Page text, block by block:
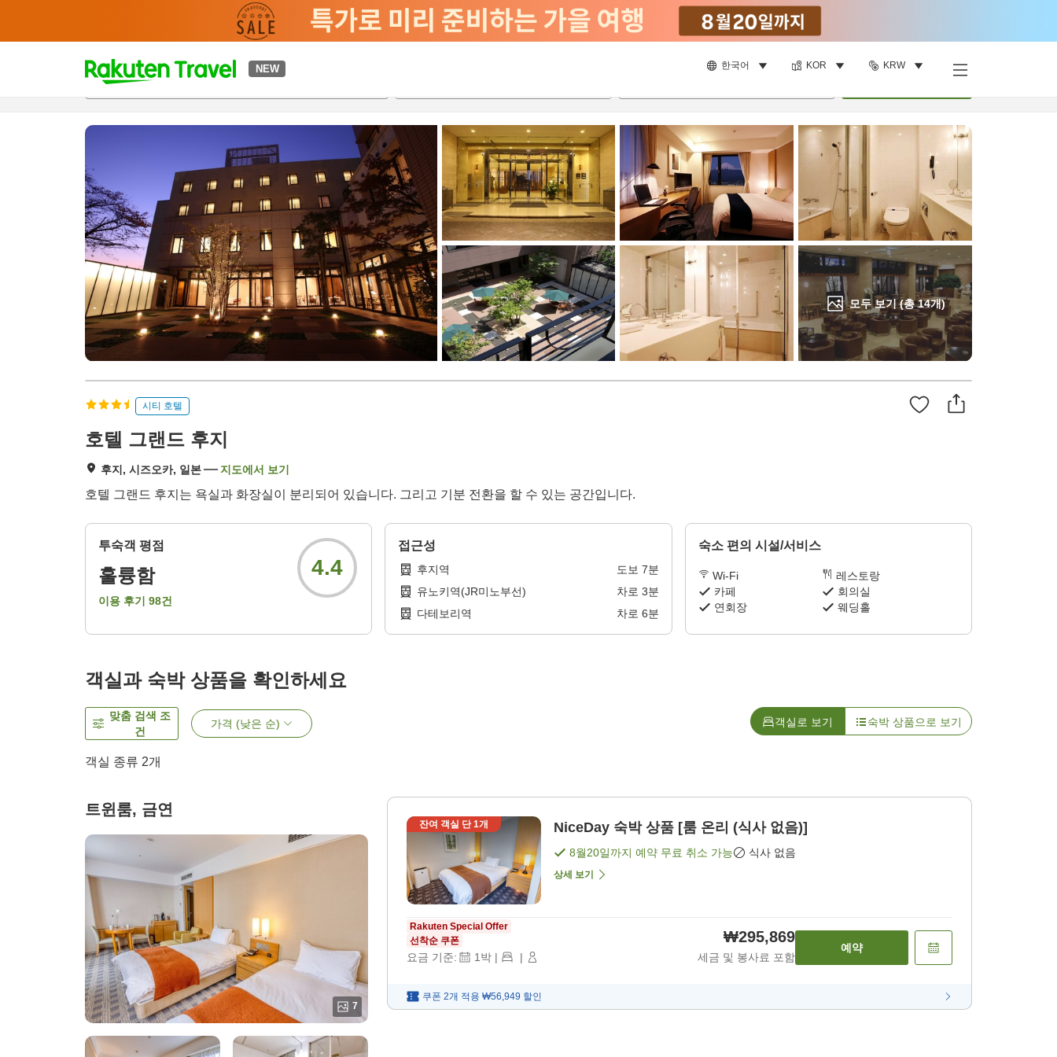
NEW 한국어 KOR KRW
t
p
a
_
s
e
a
r
c
모두 보기 (총14개)
개요객실 & 숙박 상품이용 후기 편의 시설/서비스
시티 호텔
호텔 그랜드 후지
후지, 시즈오카, 일본 지도에서 보기
호텔 그랜드 후지는 욕실과 화장실이 분리되어 있습니다. 그리고 기분 전환을 할 수 있는 공간입니다.
투숙객 평점
훌륭함
이용 후기 98건
4.4
접근성
후지역 도보 7분
유노키역(JR미노부선)
차로 3분
다테보리역
차로 6분
숙소 편의 시설/서비스
Wi-Fi
레스토랑
카페
회의실
연회장
웨딩홀
객실과 숙박 상품을 확인하세요
맞춤 검색 조
건
가격 (낮은 순) 객실로 보기 숙박 상품으로 보기
객실 종류 2개
트윈룸, 금연
7
잔여 객실 단1개 NiceDay 숙박 상품 [룸 온리 (식사 없음)]
8월20일까지 예약 무료 취소 가능 식사 없음
상세 보기
Rakuten Special Offer
선착순 쿠폰
요금 기준: 1박 | |
₩295,869
세금 및 봉사료 포함
예약
쿠폰 2개 적용 ₩56,949 할인